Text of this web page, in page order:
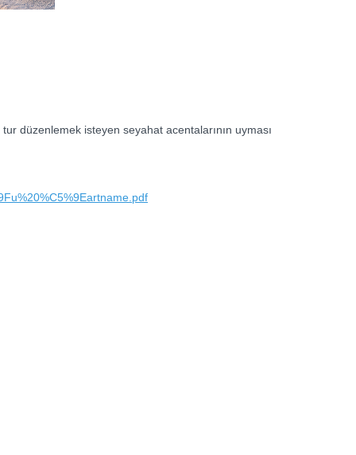
düzenlemek isteyen seyahat acentalarının uyması